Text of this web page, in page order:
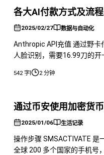
各大AI付款方式及流
2025/02/27 数据与自动化
Anthropic API充值 通过野卡
人脸识别，需要16.99刀的
手续费，付款美元美国商家
支付宝操作。 开卡+邀请链接
OpenAI API 通过pay
542 字| 2 分钟
通过币安使用加密货
2025/01/06 生活记录
操作步骤 SMSACTIVATE
全球 200 多个国家的手机号